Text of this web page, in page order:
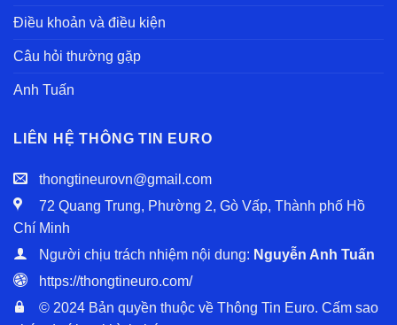
Điều khoản và điều kiện
Câu hỏi thường gặp
Anh Tuấn
LIÊN HỆ THÔNG TIN EURO
thongtineurovn@gmail.com
72 Quang Trung, Phường 2, Gò Vấp, Thành phố Hồ
Chí Minh
Người chịu trách nhiệm nội dung: Nguyễn Anh Tuấn
https://thongtineuro.com/
© 2024 Bản quyền thuộc về Thông Tin Euro. Cấm sao